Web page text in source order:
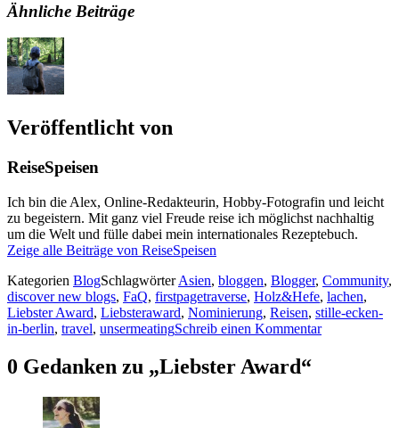
Ähnliche Beiträge
Veröffentlicht von
ReiseSpeisen
Ich bin die Alex, Online-Redakteurin, Hobby-Fotografin und leicht
zu begeistern. Mit ganz viel Freude reise ich möglichst nachhaltig
um die Welt und fülle dabei mein internationales Rezeptebuch.
Zeige alle Beiträge von ReiseSpeisen
Kategorien BlogSchlagwörterAsien, bloggen, Blogger, Community,
discover new blogs, FaQ, firstpagetraverse, Holz&Hefe, lachen,
Liebster Award, Liebsteraward, Nominierung, Reisen, stille-ecken-
in-berlin, travel, unsermeatingSchreib einen Kommentar
0 Gedanken zu „Liebster Award“